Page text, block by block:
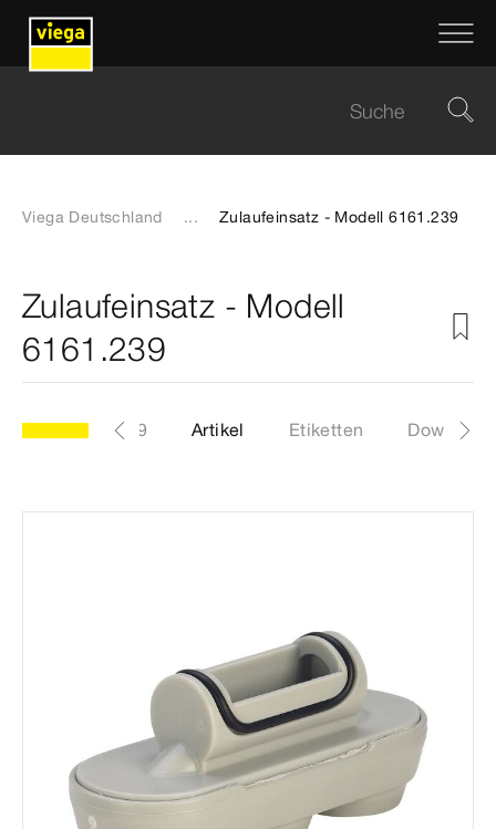
Viega Deutschland ... Zulaufeinsatz - Modell 6161.239
Zulaufeinsatz - Modell
6161.239
Modell 6161.239 Artikel Etiketten